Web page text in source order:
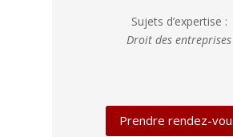
Sujets d’expertise :
Droit des entreprises
Prendre rendez-